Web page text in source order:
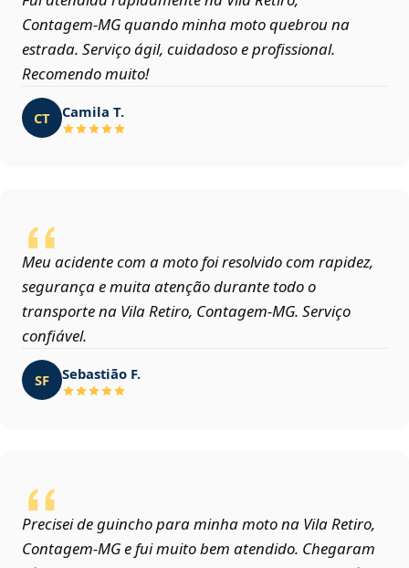
Contagem‑MG quando minha moto quebrou na
estrada. Serviço ágil, cuidadoso e profissional.
Recomendo muito!
CT Camila T.
Meu acidente com a moto foi resolvido com rapidez,
segurança e muita atenção durante todo o
transporte na Vila Retiro, Contagem‑MG. Serviço
confiável.
SF Sebastião F.
Precisei de guincho para minha moto na Vila Retiro,
Contagem‑MG e fui muito bem atendido. Chegaram